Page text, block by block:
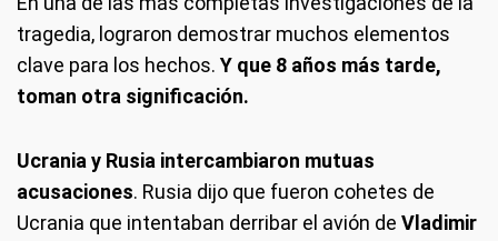
tragedia, lograron demostrar muchos elementos
clave para los hechos. Y que 8 años más tarde,
toman otra significación.
Ucrania y Rusia intercambiaron mutuas
acusaciones. Rusia dijo que fueron cohetes de
Ucrania que intentaban derribar el avión de Vladimir